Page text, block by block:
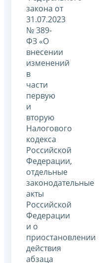
закона от
31.07.2023
№ 389-
ФЗ «О
внесении
изменений
в
части
первую
и
вторую
Налогового
кодекса
Российской
Федерации,
отдельные
законодательные
акты
Российской
Федерации
и о
приостановлении
действия
абзаца